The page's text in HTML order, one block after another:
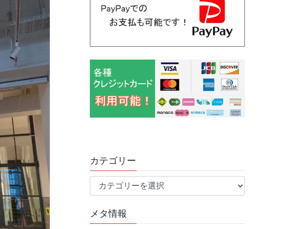
カテゴリー
テ
リ
メタ情報